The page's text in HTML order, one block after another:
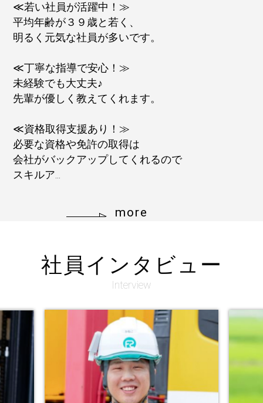
≪若い社員が活躍中！≫
平均年齢が３９歳と若く、
明るく元気な社員が多いです。
≪丁寧な指導で安心！≫
未経験でも大丈夫♪
先輩が優しく教えてくれます。
≪資格取得支援あり！≫
必要な資格や免許の取得は
会社がバックアップしてくれるので
スキルア...
more
社員インタビュー
Interview